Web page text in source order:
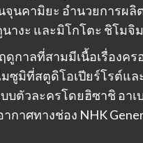
นคามิยะ อำนวยการผลิ
างะ และมิโกโตะ ชิโมจิ
กาลที่สามมีเนื้อเรื่องค
ซูมิที่สตูดิโอเปียร์โรต์แล
ตัวละครโดยฮิซาชิ อาเ
าศทางช่อง NHK